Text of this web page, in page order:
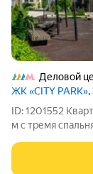
Деловой
ЖК «CITY PARK»
ID: 1201552
м с тремя
ней никто не
материалы: